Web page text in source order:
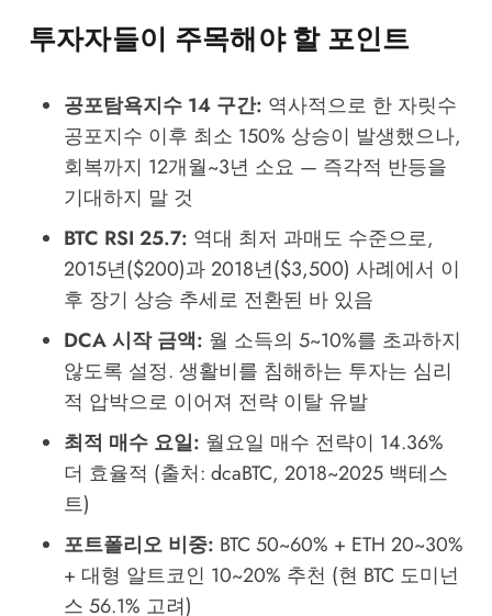
투자자들이 주목해야 할 포인트
공포탐욕지수 14 구간: 역사적으로 한 자릿수
공포지수 이후 최소 150% 상승이 발생했으나,
회복까지 12개월~3년 소요 — 즉각적 반등을
기대하지 말 것
BTC RSI 25.7: 역대 최저 과매도 수준으로,
2015년($200)과 2018년($3,500) 사례에서 이
후 장기 상승 추세로 전환된 바 있음
DCA 시작 금액: 월 소득의 5~10%를 초과하지
않도록 설정. 생활비를 침해하는 투자는 심리
적 압박으로 이어져 전략 이탈 유발
최적 매수 요일: 월요일 매수 전략이 14.36%
더 효율적 (출처: dcaBTC, 2018~2025 백테스
트)
포트폴리오 비중: BTC 50~60% + ETH 20~30%
+ 대형 알트코인 10~20% 추천 (현 BTC 도미넌
스 56.1% 고려)